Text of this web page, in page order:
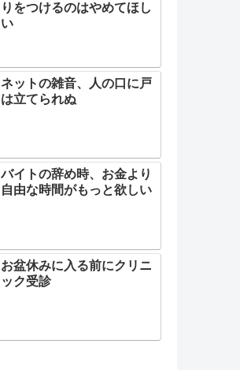
りをつけるのはやめてほし
い
ネットの雑音、人の口に戸
は立てられぬ
バイトの辞め時、お金より
自由な時間がもっと欲しい
お盆休みに入る前にクリニ
ック受診